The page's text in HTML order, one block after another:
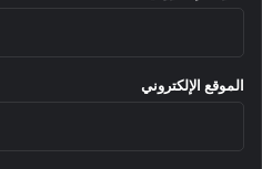
الموقع الإلكتروني